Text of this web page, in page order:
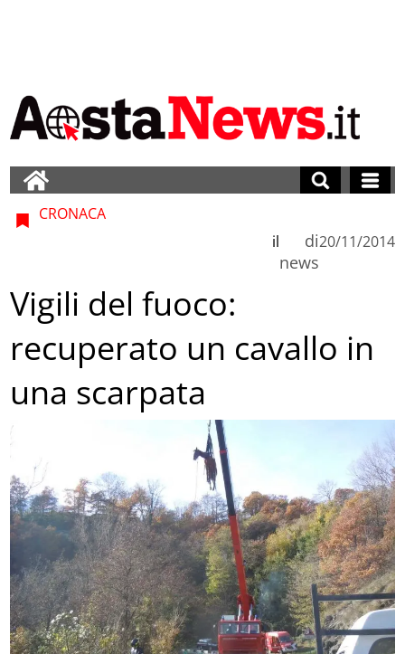
CRONACA
di
news
il 20/11/2014
Vigili del fuoco:
recuperato un cavallo in
una scarpata